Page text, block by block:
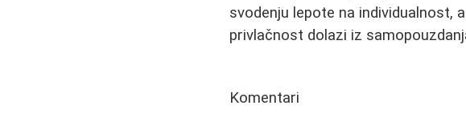
svodenju lepote na individualnost,
privlačnost dolazi iz
Komentari